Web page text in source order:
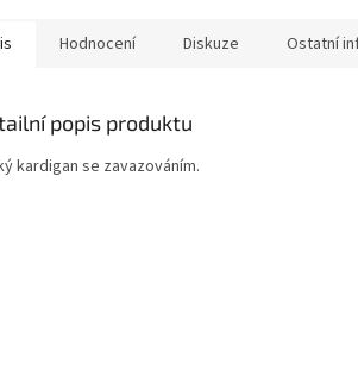
Hodnocení Diskuze Ostatní
popis produktu
kardigan se zavazováním.